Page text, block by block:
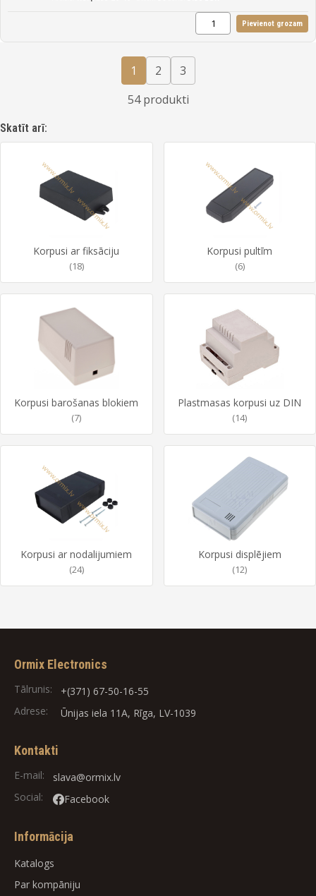
Pievienot grozam
1 2
3
54 produkti
Skatīt arī:
Korpusi ar fiksāciju
(18)
Korpusi pultīm
(6)
Korpusi barošanas blokiem
(7)
Plastmasas korpusi uz DIN
(14)
Korpusi ar nodalijumiem
(24)
Korpusi displējiem
(12)
Ormix Electronics
Tālrunis:
+(371) 67-50-16-55
Adrese:
Ūnijas iela 11A, Rīga, LV-1039
Kontakti
E-mail:
slava@ormix.lv
Social:
Facebook
Informācija
Katalogs
Par kompāniju